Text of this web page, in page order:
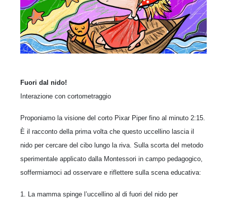
Fuori dal nido!
Interazione con cortometraggio
Proponiamo la visione del corto Pixar Piper fino al minuto 2:15.
È il racconto della prima volta che questo uccellino lascia il
nido per cercare del cibo lungo la riva. Sulla scorta del metodo
sperimentale applicato dalla Montessori in campo pedagogico,
soffermiamoci ad osservare e riflettere sulla scena educativa:
1. La mamma spinge l’uccellino al di fuori del nido per